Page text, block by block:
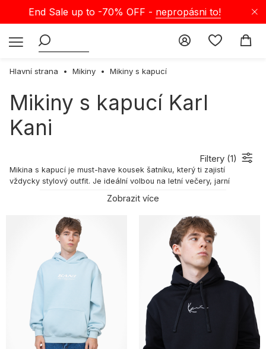
End Sale up to -70% OFF - nepropásni to!
Hlavní strana Mikiny Mikiny s kapucí
Mikiny s kapucí Karl
Kani
Filtery (1)
Mikina s kapucí je must-have kousek šatníku, který ti zajistí
vždycky stylový outfit. Je ideální volbou na letní večery, jarní
toho pravého modelu chvilku času. Vyber si ji pečlivě, aby ti
sloužila celý rok, bez ohledu na počasí! Jestli zrovna hledáš tenhle
nadčasový prvek šatníku, jsi tu správně! V Selectshopu najdeš
širokou nabídku pánských mikin s kapucí. Pojď objevit svět
nejlepších streetwear mikin s kapucí u nás v obchodě.
Mikina s kapucí — klasika šatníku
Mikiny s kapucí, jak je známe dnes, mají kořeny v 19. století.
Klíčovou roli při jejich vzniku sehrála značka Champion, která
vytvořila praktické řešení pro pracovníky továrny na mražené
potraviny ve státě New York. Cílem bylo chránit tělo i hlavu před
chladem. Právě tahle praktická rozepínací mikina s kapucí byla
začátkem streetwear módy. Dá se tedy říct, že tenhle dnes tolik
oblíbený kousek má svůj původ v dělnickém prostředí.
Zobrazit více